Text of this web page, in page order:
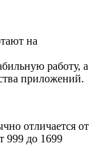
на
работу, а
приложений.
отличается от
999 до 1699